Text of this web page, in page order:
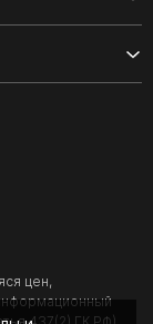
цен,